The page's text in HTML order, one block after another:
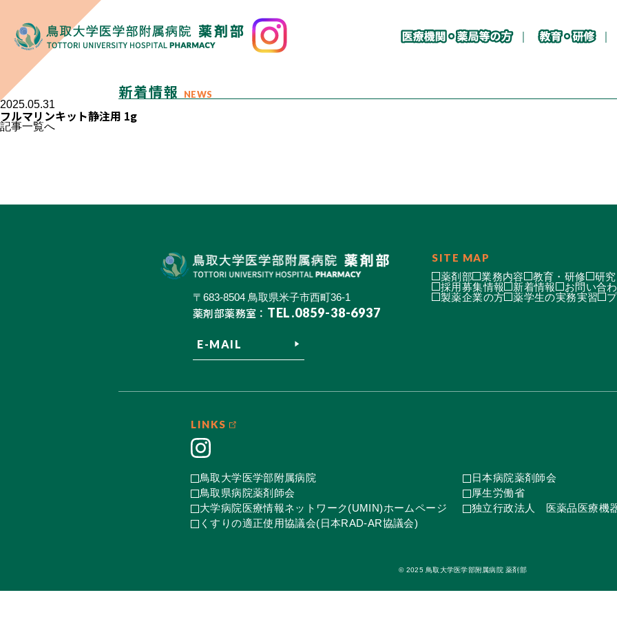
新着情報 NEWS
2025.05.31
フルマリンキット静注用 1g
記事一覧へ
〒683-8504 鳥取県米子市西町36-1
薬剤部薬務室： TEL.0859-38-6937
E-MAIL
SITE MAP
薬剤部 業務内容 教育・研修 研
採用募集情報
新着情報 お問い合
製薬企業の方
薬学生の実務実習
LINKS
鳥取大学医学部附属病院
日本病院薬剤師会
鳥取県病院薬剤師会
厚生労働省
大学病院医療情報ネットワーク(UMIN)ホームページ
独立行政法人 医薬品医療機
くすりの適正使用協議会(日本RAD-AR協議会)
© 2025 鳥取大学医学部附属病院 薬剤部